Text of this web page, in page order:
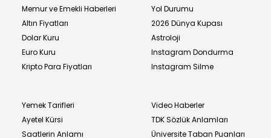
Memur ve Emekli Haberleri
Altın Fiyatları
Dolar Kuru
Euro Kuru
Kripto Para Fiyatları
Yol Durumu
2026 Dünya Kupası
Astroloji
Instagram Dondurma
Instagram Silme
Yemek Tarifleri
Ayetel Kürsi
Saatlerin Anlamı
Video Haberler
TDK Sözlük Anlamları
Üniversite Taban Puanları